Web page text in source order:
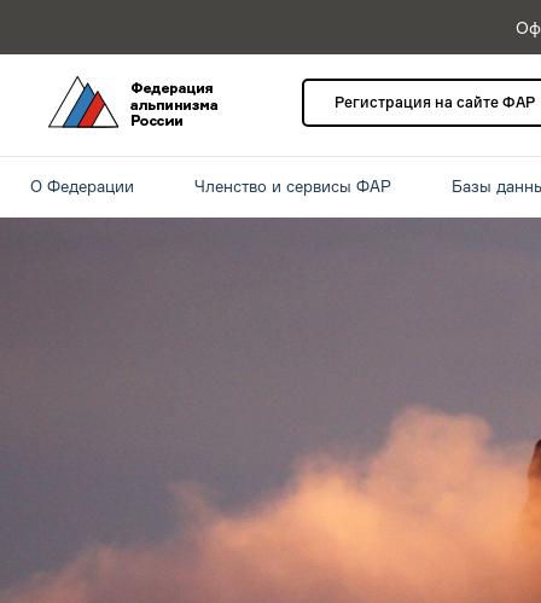
Регистрация на сайте ФАР
О Федерации Членство и сервисы ФАР Базы